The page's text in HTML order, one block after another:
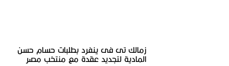
زمالك تى فى ينفرد بطلبات حسام حسن
المادية لتجديد عقدة مع منتخب مصر